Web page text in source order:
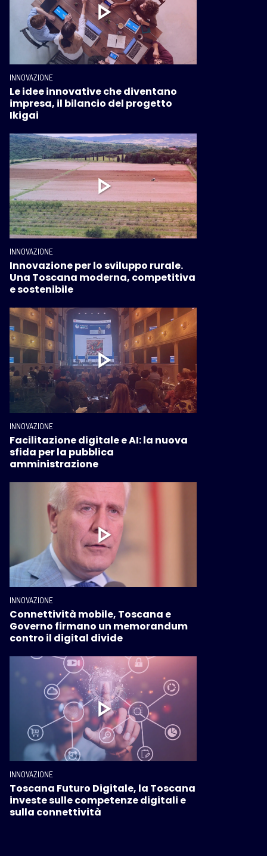
INNOVAZIONE
Le idee innovative che diventano
impresa, il bilancio del progetto
Ikigai
INNOVAZIONE
Innovazione per lo sviluppo rurale.
Una Toscana moderna, competitiva
e sostenibile
INNOVAZIONE
Facilitazione digitale e AI: la nuova
sfida per la pubblica
amministrazione
INNOVAZIONE
Connettività mobile, Toscana e
Governo firmano un memorandum
contro il digital divide
INNOVAZIONE
Toscana Futuro Digitale, la Toscana
investe sulle competenze digitali e
sulla connettività